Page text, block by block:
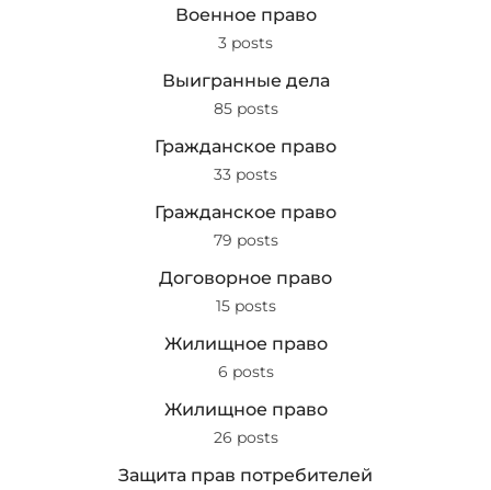
Военное право
3 posts
Выигранные дела
85 posts
Гражданское право
33 posts
Гражданское право
79 posts
Договорное право
15 posts
Жилищное право
6 posts
Жилищное право
26 posts
Защита прав потребителей